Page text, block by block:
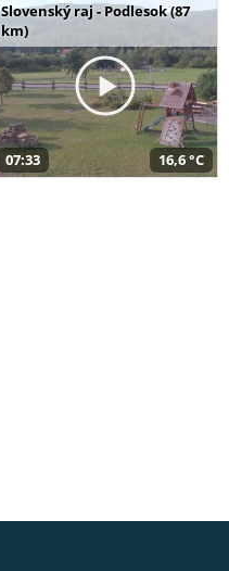
Slovenský raj - Podlesok (87
km)
07:33 16,6 °C